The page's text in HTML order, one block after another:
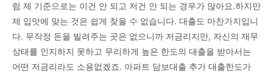
럼 제 기준으로는 이건 안 되고 저건 안 되는 경우가 많아요.하지만
제 입맛에 맞는 것은 쉽게 찾을 수 없습니다. 대출도 마찬가지입니
다. 무작정 돈을 빌려주는 곳은 없으니까 저금리지만, 자신의 재무
상태를 인지하지 못하고 무리하게 높은 한도의 대출을 받아서는
어떤 저금리라도 소용없겠죠. 아파트 담보대출 추가 대출한도가